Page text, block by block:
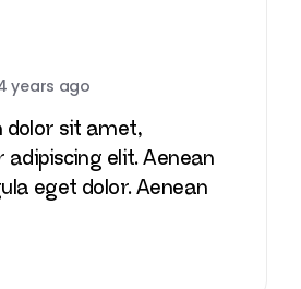
years ago
dolor sit amet,
elit. Aenean
eget dolor. Aenean